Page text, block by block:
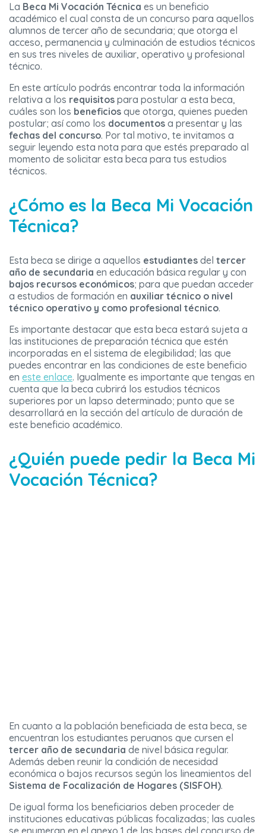
La Beca Mi Vocación Técnica es un beneficio
académico el cual consta de un concurso para aquellos
alumnos de tercer año de secundaria; que otorga el
acceso, permanencia y culminación de estudios técnicos
en sus tres niveles de auxiliar, operativo y profesional
técnico.
En este artículo podrás encontrar toda la información
relativa a los requisitos para postular a esta beca,
cuáles son los beneficios que otorga, quienes pueden
postular; así como los documentos a presentar y las
fechas del concurso. Por tal motivo, te invitamos a
seguir leyendo esta nota para que estés preparado al
momento de solicitar esta beca para tus estudios
técnicos.
¿Cómo es la Beca Mi Vocación
Técnica?
Esta beca se dirige a aquellos estudiantes del tercer
año de secundaria en educación básica regular y con
bajos recursos económicos; para que puedan acceder
a estudios de formación en auxiliar técnico o nivel
técnico operativo y como profesional técnico.
Es importante destacar que esta beca estará sujeta a
las instituciones de preparación técnica que estén
incorporadas en el sistema de elegibilidad; las que
puedes encontrar en las condiciones de este beneficio
en este enlace. Igualmente es importante que tengas en
cuenta que la beca cubrirá los estudios técnicos
superiores por un lapso determinado; punto que se
desarrollará en la sección del artículo de duración de
este beneficio académico.
¿Quién puede pedir la Beca Mi
Vocación Técnica?
En cuanto a la población beneficiada de esta beca, se
encuentran los estudiantes peruanos que cursen el
tercer año de secundaria de nivel básica regular.
Además deben reunir la condición de necesidad
económica o bajos recursos según los lineamientos del
Sistema de Focalización de Hogares (SISFOH).
De igual forma los beneficiarios deben proceder de
instituciones educativas públicas focalizadas; las cuales